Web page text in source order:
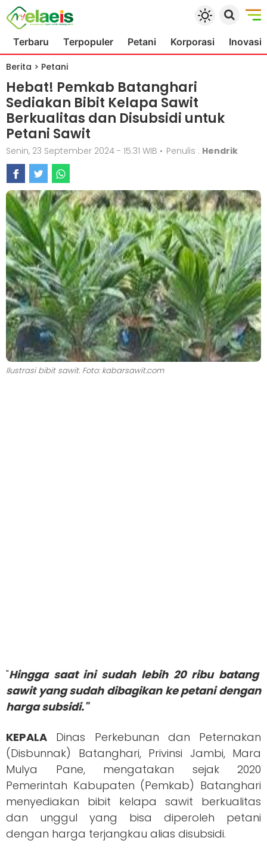
Terbaru Terpopuler Petani Korporasi Inovasi
Berita > Petani
Hebat! Pemkab Batanghari
Sediakan Bibit Kelapa Sawit
Berkualitas dan Disubsidi untuk
Petani Sawit
Senin, 23 September 2024 - 15:31 WIB • Penulis : Hendrik
Ilustrasi bibit sawit. Foto: kabarsawit.com
"Hingga saat ini sudah lebih 20 ribu batang
sawit yang sudah dibagikan ke petani dengan
harga subsidi."
KEPALA Dinas Perkebunan dan Peternakan
(Disbunnak) Batanghari, Privinsi Jambi, Mara
Mulya Pane, mengatakan sejak 2020
Pemerintah Kabupaten (Pemkab) Batanghari
menyediakan bibit kelapa sawit berkualitas
dan unggul yang bisa diperoleh petani
dengan harga terjangkau alias disubsidi.